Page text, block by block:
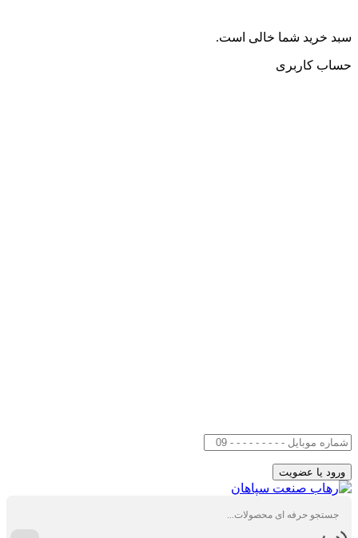
سبد خرید شما خالی است.
حساب کاربری